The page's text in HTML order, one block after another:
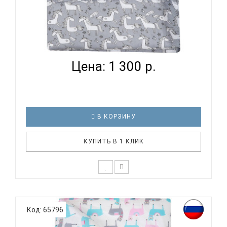
ВОМБАТИК CLASSIC COLLECTION ЕДИНОРОЖКИ -
ПОДОДЕЯЛЬ...
Цена: 1 300 р.
В КОРЗИНУ
КУПИТЬ В 1 КЛИК
родитель подходит очень основательно. Ведь
ребенок большую часть времени проводит в
кровати. И натуральность тканей, нежный и
Код: 65796